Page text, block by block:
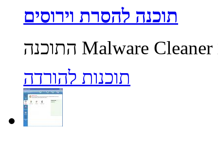
תוכנה להסרת וירוסים
תוכנות להורדה